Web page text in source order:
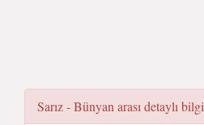
Sarız - Bünyan arası detaylı bilgi